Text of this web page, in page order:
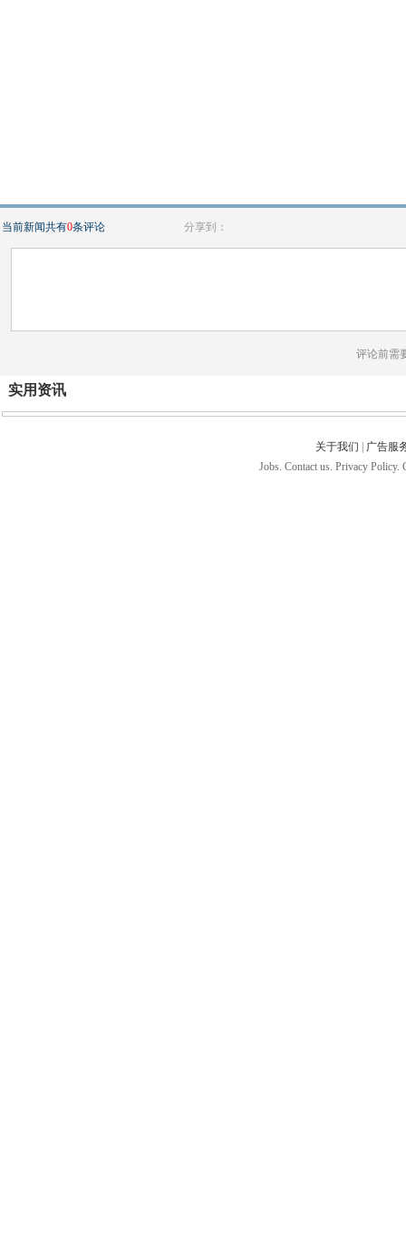
当前新闻共有0条评论 分享到：
评论前需
实用资讯
关于我们
广告服
Jobs. Contact us. Privacy